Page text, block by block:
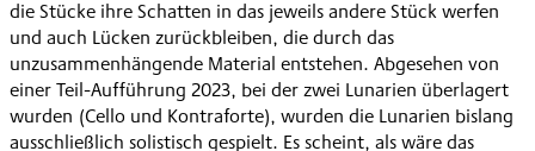
die Stücke ihre Schatten in das jeweils andere Stück werfen
und auch Lücken zurückbleiben, die durch das
unzusammenhängende Material entstehen. Abgesehen von
einer Teil-Aufführung 2023, bei der zwei Lunarien überlagert
wurden (Cello und Kontraforte), wurden die Lunarien bislang
ausschließlich solistisch gespielt. Es scheint, als wäre das